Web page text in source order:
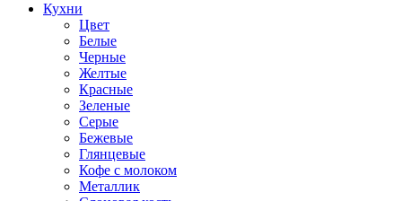
Кухни
Цвет
Белые
Черные
Желтые
Красные
Зеленые
Серые
Бежевые
Глянцевые
Кофе с молоком
Металлик